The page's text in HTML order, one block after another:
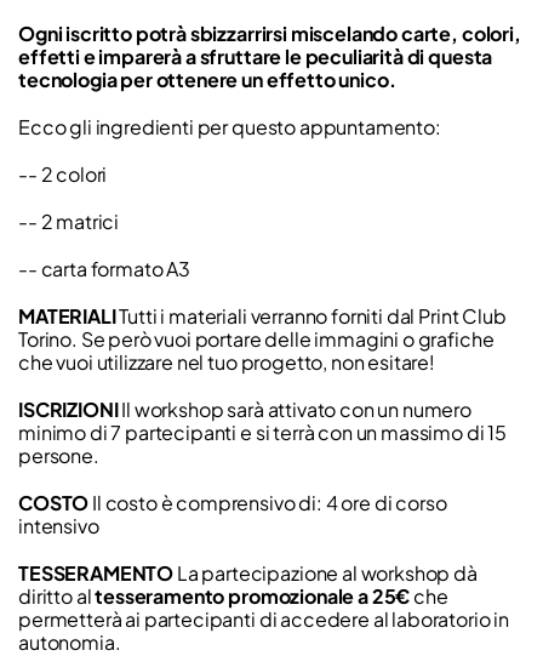
Ogni iscritto potrà sbizzarrirsi miscelando carte, colori,
effetti e imparerà a sfruttare le peculiarità di questa
tecnologia per ottenere un effetto unico.
Ecco gli ingredienti per questo appuntamento:
-- 2 colori
-- 2 matrici
-- carta formato A3
MATERIALITutti i materiali verranno forniti dal Print Club
Torino. Se però vuoi portare delle immagini o grafiche
che vuoi utilizzare nel tuo progetto, non esitare!
ISCRIZIONIIl workshop sarà attivato con un numero
minimo di 7 partecipanti e si terrà con un massimo di 15
persone.
COSTOIl costo è comprensivo di: 4 ore di corso
intensivo
TESSERAMENTOLa partecipazione al workshop dà
diritto altesseramento promozionale a 25€che
permetterà ai partecipanti di accedere al laboratorio in
autonomia.